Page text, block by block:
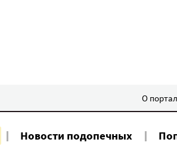
О
Новости подопечных